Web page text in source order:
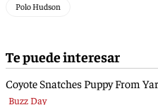
Polo Hudson